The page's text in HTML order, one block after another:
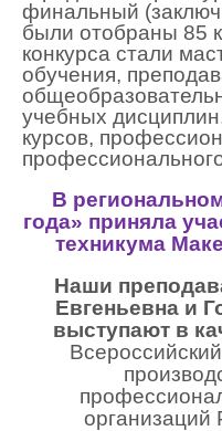
финальный
были отобраны 85
конкурса стали
обучения,
учебных
курсов,
В
года» приняла
техникума
Наши
Евгеньевна и
выступают в
организаций